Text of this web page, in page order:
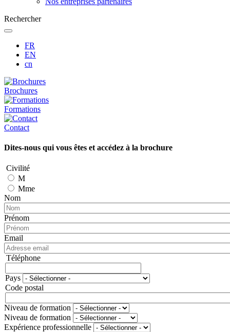
Rechercher
FR
EN
cn
Brochures
Formations
Contact
Dites-nous qui vous êtes et accédez à la brochure
Civilité
M
Mme
Nom
Prénom
Email
Téléphone
Adresse
Pays
Code postal
Niveau de formation
Niveau de formation
Expérience professionnelle